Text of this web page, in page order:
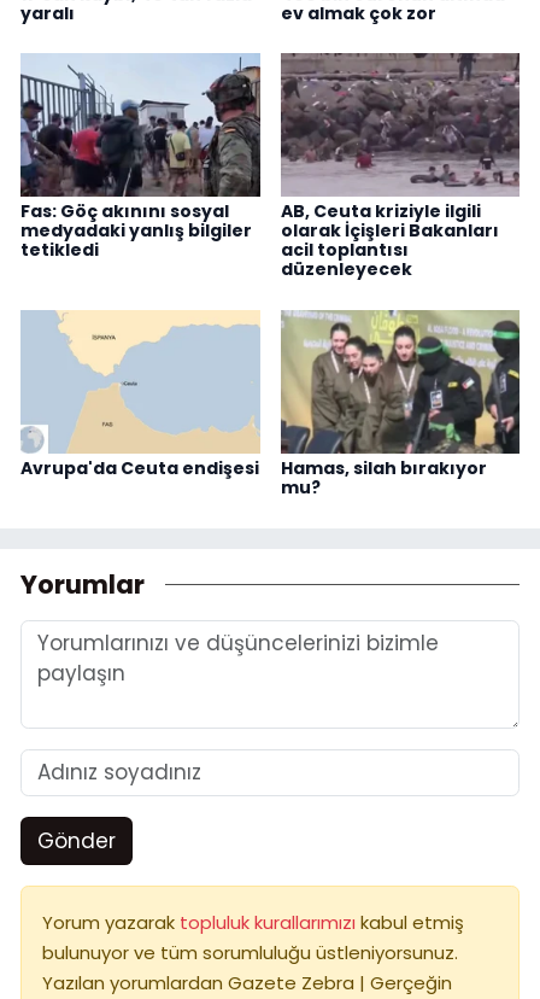
yaralı
ev almak çok zor
Fas: Göç akınını sosyal
medyadaki yanlış bilgiler
tetikledi
AB, Ceuta kriziyle ilgili
olarak İçişleri Bakanları
acil toplantısı
düzenleyecek
Avrupa'da Ceuta endişesi
Hamas, silah bırakıyor
mu?
Yorumlar
Gönder
Yorum yazarak topluluk kurallarımızı kabul etmiş
bulunuyor ve tüm sorumluluğu üstleniyorsunuz.
Yazılan yorumlardan Gazete Zebra | Gerçeğin